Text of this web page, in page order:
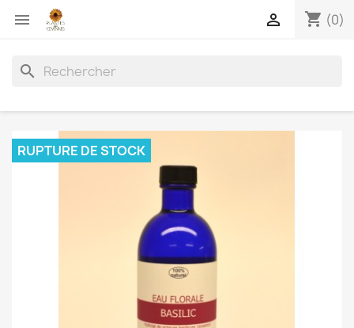
 shopping_cart (0)

search
RUPTURE DE STOCK